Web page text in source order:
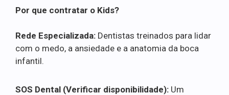
Por que contratar o Kids?
Rede Especializada: Dentistas treinados para lidar
com o medo, a ansiedade e a anatomia da boca
infantil.
SOS Dental (Verificar disponibilidade): Um